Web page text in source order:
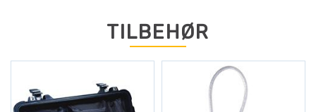
TILBEHØR